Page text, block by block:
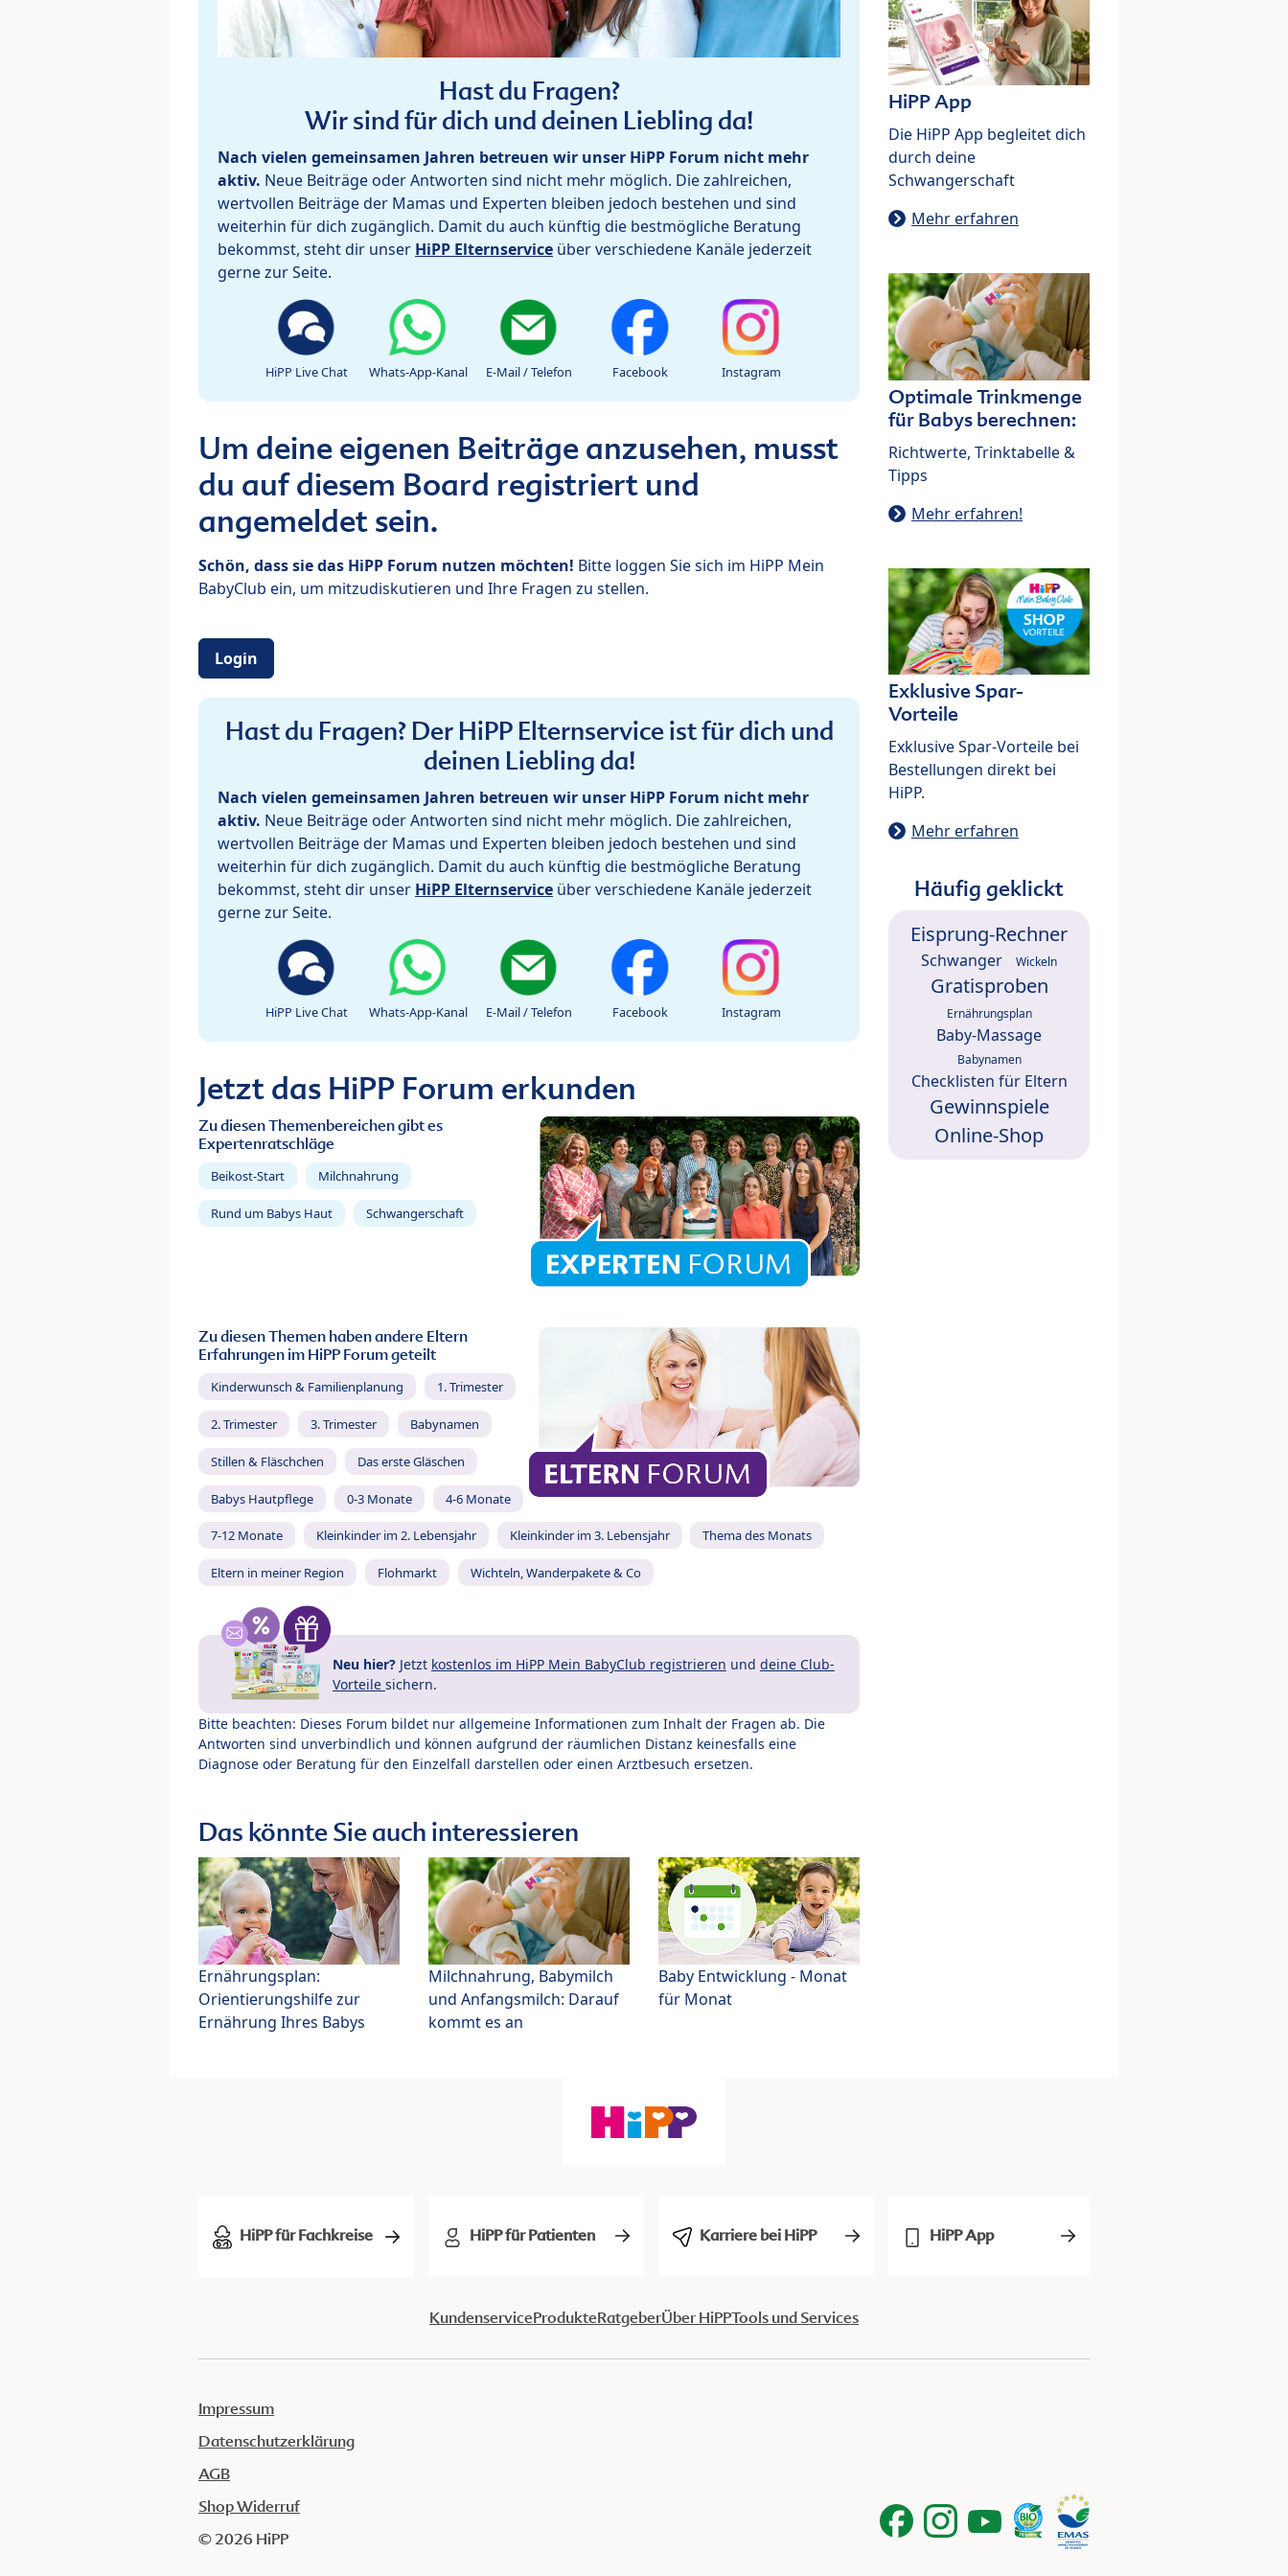
Hast du Fragen?
Wir sind für dich und deinen Liebling da!
Nach vielen gemeinsamen Jahren betreuen wir unser HiPP Forum nicht mehr
aktiv. Neue Beiträge oder Antworten sind nicht mehr möglich. Die zahlreichen,
wertvollen Beiträge der Mamas und Experten bleiben jedoch bestehen und sind
weiterhin für dich zugänglich. Damit du auch künftig die bestmögliche Beratung
bekommst, steht dir unser HiPP Elternservice über verschiedene Kanäle jederzeit
gerne zur Seite.
HiPP Live Chat Whats-App-Kanal E-Mail / Telefon Facebook Instagram
Um deine eigenen Beiträge anzusehen, musst
du auf diesem Board registriert und
angemeldet sein.
Schön, dass sie das HiPP Forum nutzen möchten! Bitte loggen Sie sich im HiPP Mein
BabyClub ein, um mitzudiskutieren und Ihre Fragen zu stellen.
Login
Hast du Fragen? Der HiPP Elternservice ist für dich und
deinen Liebling da!
Nach vielen gemeinsamen Jahren betreuen wir unser HiPP Forum nicht mehr
aktiv. Neue Beiträge oder Antworten sind nicht mehr möglich. Die zahlreichen,
wertvollen Beiträge der Mamas und Experten bleiben jedoch bestehen und sind
weiterhin für dich zugänglich. Damit du auch künftig die bestmögliche Beratung
bekommst, steht dir unser HiPP Elternservice über verschiedene Kanäle jederzeit
gerne zur Seite.
HiPP Live Chat Whats-App-Kanal E-Mail / Telefon Facebook Instagram
Jetzt das HiPP Forum erkunden
Zu diesen Themenbereichen gibt es
Expertenratschläge
Beikost-Start Milchnahrung
Rund um Babys Haut Schwangerschaft
Zu diesen Themen haben andere Eltern
Erfahrungen im HiPP Forum geteilt
Kinderwunsch & Familienplanung 1. Trimester
2. Trimester 3. Trimester Babynamen
Stillen & Fläschchen Das erste Gläschen
Babys Hautpflege 0-3 Monate 4-6 Monate
7-12 Monate Kleinkinder im 2. Lebensjahr Kleinkinder im 3. Lebensjahr Thema des Monats
Eltern in meiner Region Flohmarkt Wichteln, Wanderpakete & Co
Neu hier? Jetzt kostenlos im HiPP Mein BabyClub registrieren und deine Club-
Vorteile sichern.
Bitte beachten: Dieses Forum bildet nur allgemeine Informationen zum Inhalt der Fragen ab. Die
Antworten sind unverbindlich und können aufgrund der räumlichen Distanz keinesfalls eine
Diagnose oder Beratung für den Einzelfall darstellen oder einen Arztbesuch ersetzen.
Das könnte Sie auch interessieren
Ernährungsplan:
Orientierungshilfe zur
Ernährung Ihres Babys
Milchnahrung, Babymilch
und Anfangsmilch: Darauf
kommt es an
Baby Entwicklung - Monat
für Monat
HiPP App
Die HiPP App begleitet dich
durch deine
Schwangerschaft
Mehr erfahren
Optimale Trinkmenge
für Babys berechnen:
Richtwerte, Trinktabelle &
Tipps
Mehr erfahren!
Exklusive Spar-
Vorteile
Exklusive Spar-Vorteile bei
Bestellungen direkt bei
HiPP.
Mehr erfahren
Häufig geklickt
Eisprung-Rechner
Schwanger Wickeln
Gratisproben
Ernährungsplan
Baby-Massage
Babynamen
Checklisten für Eltern
Gewinnspiele
Online-Shop
HiPP für Fachkreise HiPP für Patienten Karriere bei HiPP HiPP App
KundenserviceProdukteRatgeberÜber HiPPTools und Services
Impressum
Datenschutzerklärung
AGB
Shop Widerruf
© 2026 HiPP